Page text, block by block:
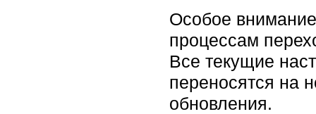
Особое
процессам
Все текущие
переносятся на
обновления.